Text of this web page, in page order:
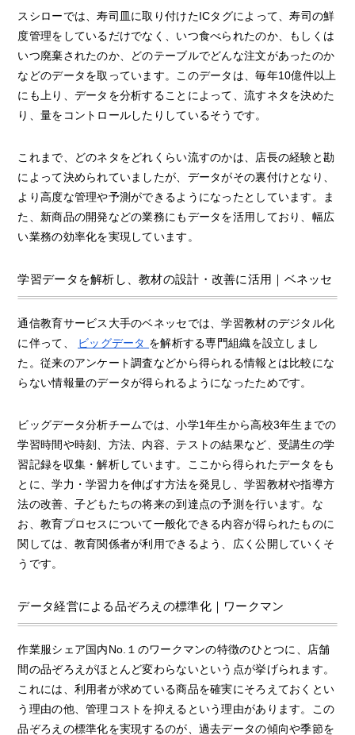
スシローでは、寿司皿に取り付けたICタグによって、寿司の鮮
度管理をしているだけでなく、いつ食べられたのか、もしくは
いつ廃棄されたのか、どのテーブルでどんな注文があったのか
などのデータを取っています。このデータは、毎年10億件以上
にも上り、データを分析することによって、流すネタを決めた
り、量をコントロールしたりしているそうです。
これまで、どのネタをどれくらい流すのかは、店長の経験と勘
によって決められていましたが、データがその裏付けとなり、
より高度な管理や予測ができるようになったとしています。ま
た、新商品の開発などの業務にもデータを活用しており、幅広
い業務の効率化を実現しています。
学習データを解析し、教材の設計・改善に活用｜ベネッセ
通信教育サービス大手のベネッセでは、学習教材のデジタル化
に伴って、
ビッグデータ を解析する専門組織を設立しまし
た。従来のアンケート調査などから得られる情報とは比較にな
らない情報量のデータが得られるようになったためです。
ビッグデータ分析チームでは、小学1年生から高校3年生までの
学習時間や時刻、方法、内容、テストの結果など、受講生の学
習記録を収集・解析しています。ここから得られたデータをも
とに、学力・学習力を伸ばす方法を発見し、学習教材や指導方
法の改善、子どもたちの将来の到達点の予測を行います。な
お、教育プロセスについて一般化できる内容が得られたものに
関しては、教育関係者が利用できるよう、広く公開していくそ
うです。
データ経営による品ぞろえの標準化｜ワークマン
作業服シェア国内No.１のワークマンの特徴のひとつに、店舗
間の品ぞろえがほとんど変わらないという点が挙げられます。
これには、利用者が求めている商品を確実にそろえておくとい
う理由の他、管理コストを抑えるという理由があります。この
品ぞろえの標準化を実現するのが、過去データの傾向や季節を